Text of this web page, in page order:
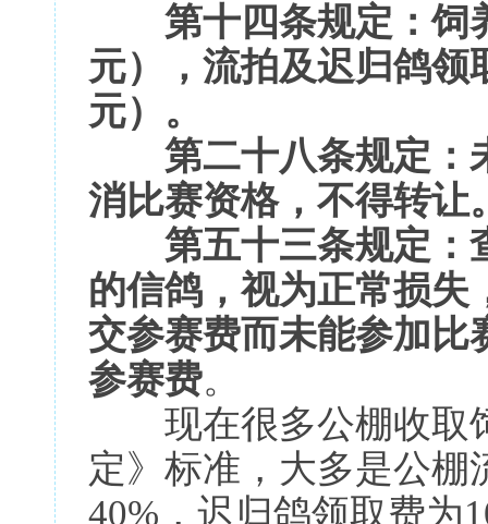
第十四条规定：饲
元），流拍及迟归鸽领
元）。
第二十八条规定：
消比赛资格，不得转让
第五十三条规定：
的信鸽，视为正常损失
交参赛费而未能参加比
参赛费。
现在很多公棚收取
定》标准，大多是公棚
40%，迟归鸽领取费为